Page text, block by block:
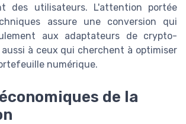
des utilisateurs. L'attention portée
assure une conversion qui
aux adaptateurs de crypto-
aussi à ceux qui cherchent à optimiser
numérique.
de la